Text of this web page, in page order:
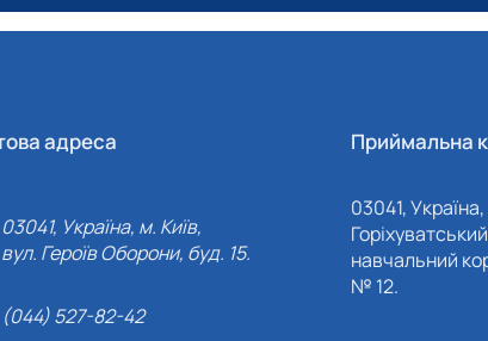
адреса
03041, Україна, м. Київ,
вул. Героїв Оборони, буд. 15.
(044) 527-82-42
Приймальна
03041,
навчальний
№ 12.